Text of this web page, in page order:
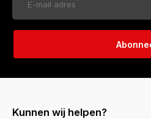
Kunnen wij helpen?